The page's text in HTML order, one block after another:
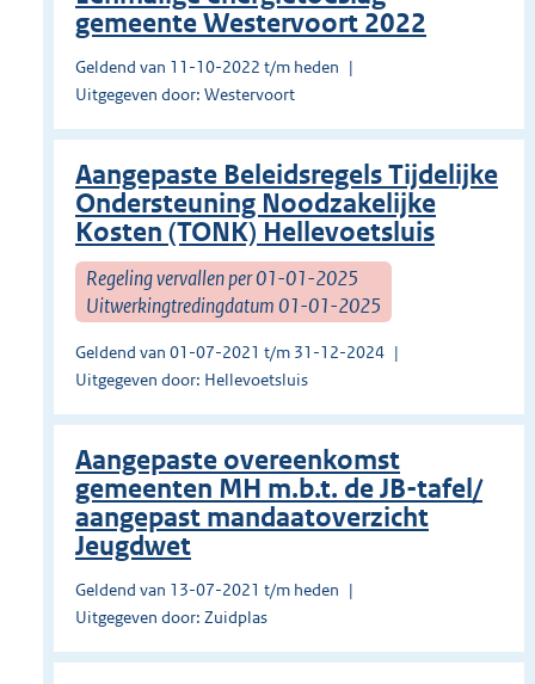
gemeente Westervoort 2022
Geldend van 11-10-2022 t/m heden
Uitgegeven door: Westervoort
Aangepaste Beleidsregels Tijdelijke
Ondersteuning Noodzakelijke
Kosten (TONK) Hellevoetsluis
Regeling vervallen per 01-01-2025
Uitwerkingtredingdatum 01-01-2025
Geldend van 01-07-2021 t/m 31-12-2024
Uitgegeven door: Hellevoetsluis
Aangepaste overeenkomst
gemeenten MH m.b.t. de JB-tafel/
aangepast mandaatoverzicht
Jeugdwet
Geldend van 13-07-2021 t/m heden
Uitgegeven door: Zuidplas